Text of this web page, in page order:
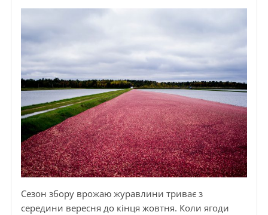
Сезон збору врожаю журавлини триває з
середини вересня до кінця жовтня. Коли ягоди